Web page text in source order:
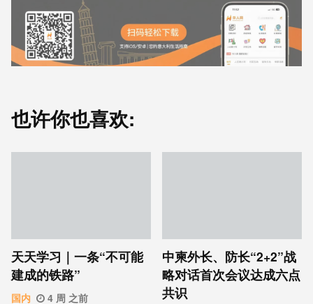
也许你也喜欢:
天天学习｜一条“不可能
建成的铁路”
国内 4 周 之前
中柬外长、防长“2+2”战
略对话首次会议达成六点
共识